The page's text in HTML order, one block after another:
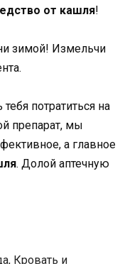
от кашля!
потратиться на
препарат, мы
а главное
. Долой аптечную
Кровать и